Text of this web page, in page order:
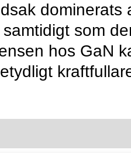
dominerats
som
hos GaN